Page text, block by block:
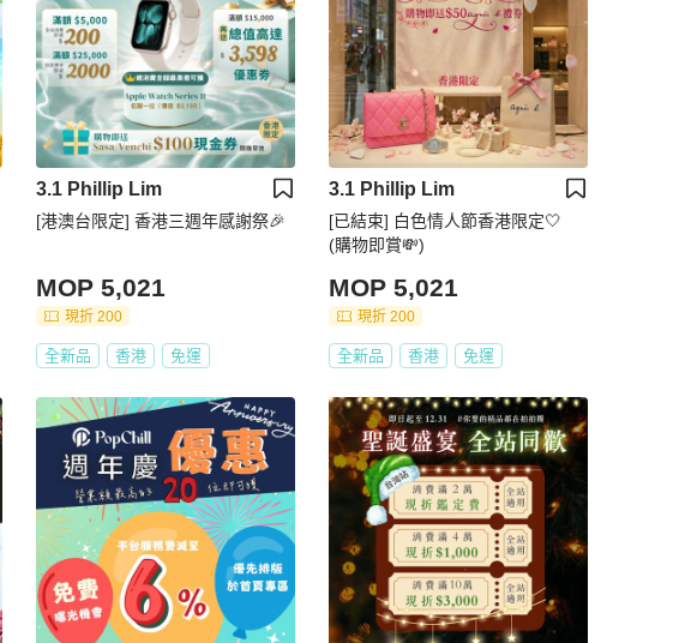
3.1 Phillip Lim
[港澳台限定] 香港三週年感謝祭🎉
MOP 5,021
現折 200
全新品 香港 免運
3.1 Phillip Lim
[已結束] 白色情人節香港限定🤍
(購物即賞💸)
MOP 5,021
現折 200
全新品 香港 免運